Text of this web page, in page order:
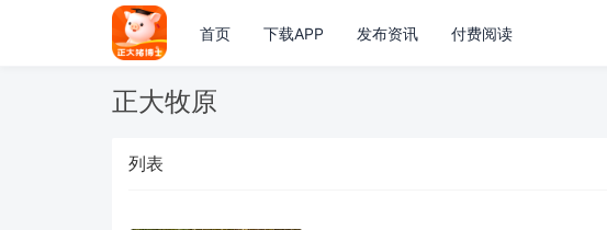
首页 下载APP 发布资讯 付费阅读
正大牧原
列表